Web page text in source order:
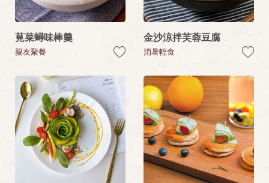
莧菜蟳味棒羹
親友聚餐
金沙涼拌芙蓉豆腐
消暑輕食